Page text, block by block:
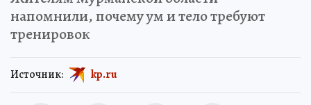
напомнили, почему ум и тело требуют
тренировок
Источник: kp.ru